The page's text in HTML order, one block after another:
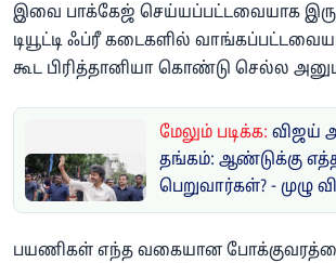
இவை பாக்கேஜ் செய்யப்பட்டவையாக
டியூட்டி ஃப்ரீ கடைகளில்
கூட பிரித்தானியா கொண்டு செல்ல
மேலும் படிக்க: விஜய்
தங்கம்: ஆண்டுக்கு
பெறுவார்கள்? - முழு
பயணிகள் எந்த வகையான